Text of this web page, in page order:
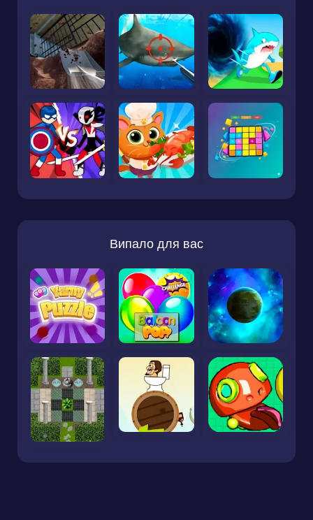
Випало для вас